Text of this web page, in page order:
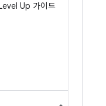
Up 가이드